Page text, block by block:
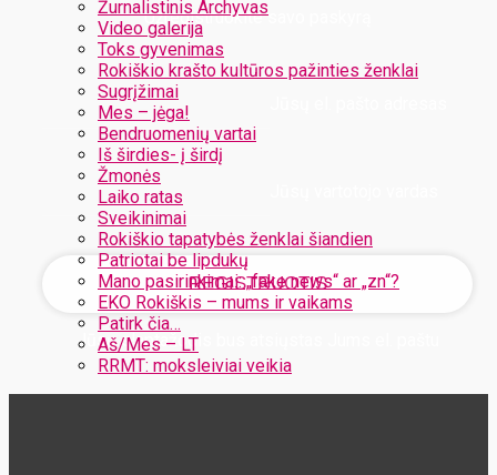
Žurnalistinis Archyvas
Video galerija
Toks gyvenimas
Rokiškio krašto kultūros pažinties ženklai
Sugrįžimai
Mes – jėga!
Bendruomenių vartai
Iš širdies- į širdį
Žmonės
Laiko ratas
Sveikinimai
Rokiškio tapatybės ženklai šiandien
Patriotai be lipdukų
Mano pasirinkimai: „fake news“ ar „zn“?
EKO Rokiškis – mums ir vaikams
Patirk čia…
Aš/Mes – LT
RRMT: moksleiviai veikia
Užregistruokite savo paskyrą
Jūsų slaptažodis bus atsiųstas Jums el. paštu